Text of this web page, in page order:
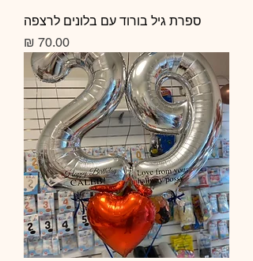
ספרת גיל בורוד עם בלונים לרצפה
מחיר